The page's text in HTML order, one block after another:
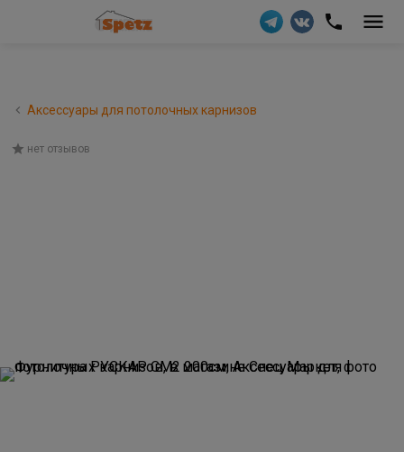
Аксессуары для потолочных карнизов
нет отзывов